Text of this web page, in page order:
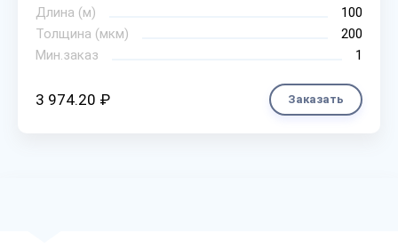
Длина (м)
100
Толщина (мкм)
200
Мин.заказ
1
3 974.20 ₽ Заказать